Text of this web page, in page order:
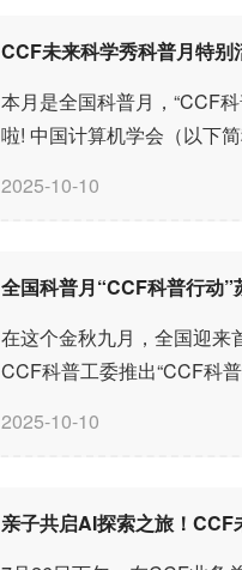
CCF未来科学秀科普月特别
本月是全国科普月，“CCF
啦! 中国计算机学会（以下
造全新的科普品牌栏目
2025-10-10
在这个金秋九月，全国迎来
CCF科普工委推出“CCF科
委联合策划并开展多项科普
2025-10-10